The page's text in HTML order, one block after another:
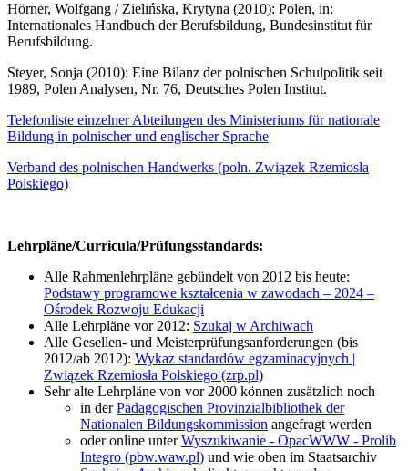
Hörner, Wolfgang / Zielińska, Krytyna (2010): Polen, in:
Internationales Handbuch der Berufsbildung, Bundesinstitut für
Berufsbildung.
Steyer, Sonja (2010): Eine Bilanz der polnischen Schulpolitik seit
1989, Polen Analysen, Nr. 76, Deutsches Polen Institut.
Telefonliste einzelner Abteilungen des Ministeriums für nationale
Bildung in polnischer und englischer Sprache
Verband des polnischen Handwerks (poln. Związek Rzemiosła
Polskiego)
Lehrpläne/Curricula/Prüfungsstandards:
Alle Rahmenlehrpläne gebündelt von 2012 bis heute:
Podstawy programowe kształcenia w zawodach – 2024 –
Ośrodek Rozwoju Edukacji
Alle Lehrpläne vor 2012: Szukaj w Archiwach
Alle Gesellen- und Meisterprüfungsanforderungen (bis
2012/ab 2012): Wykaz standardów egzaminacyjnych |
Związek Rzemiosła Polskiego (zrp.pl)
Sehr alte Lehrpläne von vor 2000 können zusätzlich noch
in derPädagogischen Provinzialbibliothek der
Nationalen Bildungskommission angefragt werden
oder online unterWyszukiwanie - OpacWWW - Prolib
Integro (pbw.waw.pl) und wie oben im Staatsarchiv